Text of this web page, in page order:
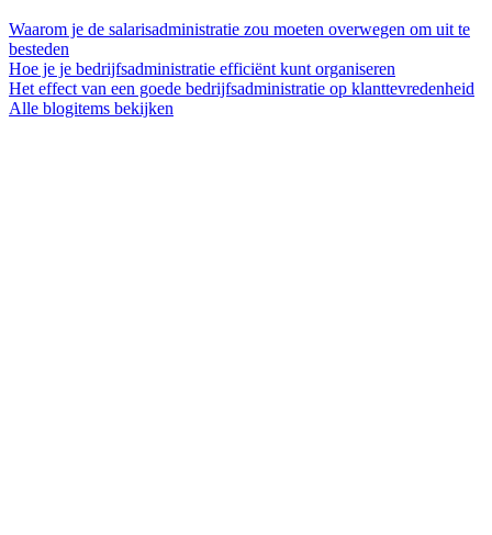
Waarom je de salarisadministratie zou moeten overwegen om uit te
besteden
Hoe je je bedrijfsadministratie efficiënt kunt organiseren
Het effect van een goede bedrijfsadministratie op klanttevredenheid
Alle blogitems bekijken